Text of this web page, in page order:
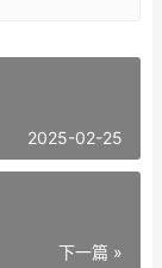
2025-02-25
下一篇 »